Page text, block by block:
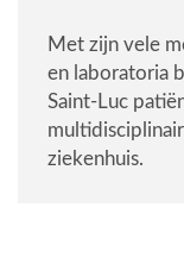
Met zijn vele
en laboratoria
Saint-Luc
ziekenhuis.